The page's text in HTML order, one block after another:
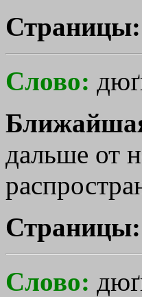
Страницы:
Слово:
дальше от
Страницы:
Слово: